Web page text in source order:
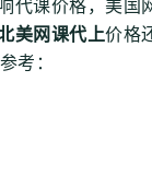
课价格，美国
美网课代上价格
考：